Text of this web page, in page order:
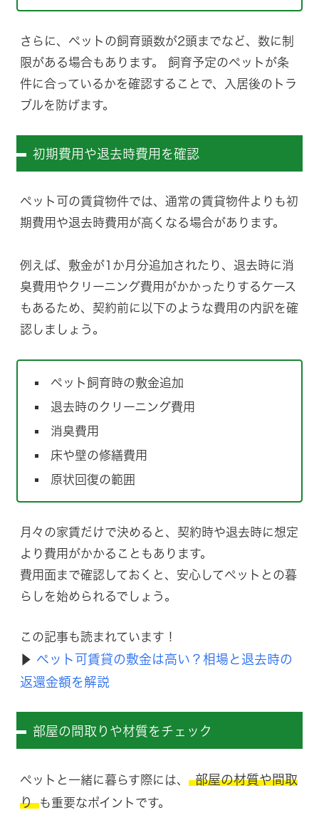
さらに、ペットの飼育頭数が2頭までなど、数に制
限がある場合もあります。 飼育予定のペットが条
件に合っているかを確認することで、入居後のトラ
ブルを防げます。
初期費用や退去時費用を確認
ペット可の賃貸物件では、通常の賃貸物件よりも初
期費用や退去時費用が高くなる場合があります。
例えば、敷金が1か月分追加されたり、退去時に消
臭費用やクリーニング費用がかかったりするケース
もあるため、契約前に以下のような費用の内訳を確
認しましょう。
ペット飼育時の敷金追加
退去時のクリーニング費用
消臭費用
床や壁の修繕費用
原状回復の範囲
月々の家賃だけで決めると、契約時や退去時に想定
より費用がかかることもあります。
費用面まで確認しておくと、安心してペットとの暮
らしを始められるでしょう。
この記事も読まれています！
▶ ペット可賃貸の敷金は高い？相場と退去時の
返還金額を解説
部屋の間取りや材質をチェック
ペットと一緒に暮らす際には、 部屋の材質や間取
り
も重要なポイントです。